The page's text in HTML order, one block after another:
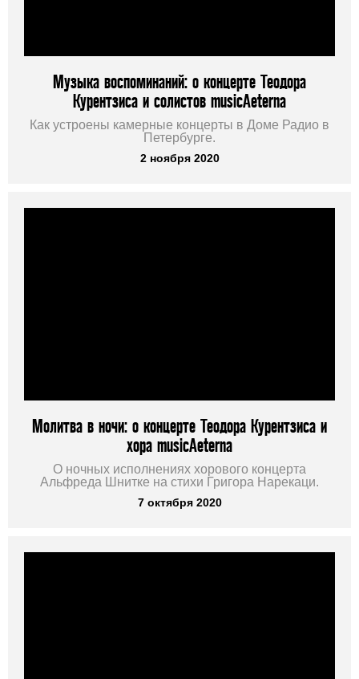
Музыка воспоминаний: о концерте Теодора
Курентзиса и солистов musicAeterna
Как устроены камерные концерты в Доме Радио в
Петербурге.
2 ноября 2020
Молитва в ночи: о концерте Теодора Курентзиса и
хора musicAeterna
О ночных исполнениях хорового концерта
Альфреда Шнитке на стихи Григора Нарекаци.
7 октября 2020